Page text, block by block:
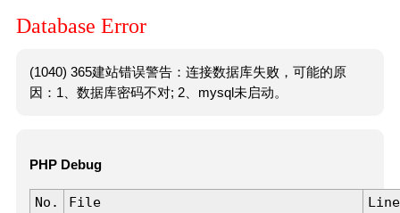
Database Error
(1040) 365建站错误警告：连接数据库失败，可能的原
因：1、数据库密码不对; 2、mysql未启动。
PHP Debug
No. File
Line